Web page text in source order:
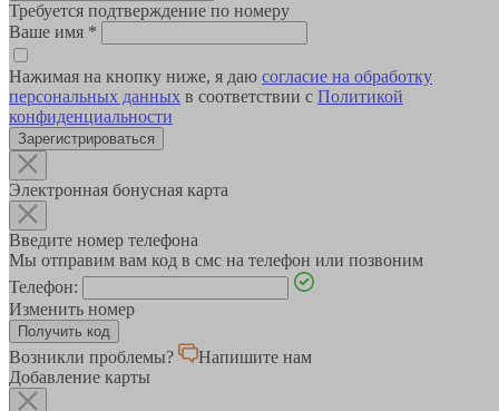
Требуется подтверждение по номеру
Ваше имя *
Нажимая на кнопку ниже, я даю согласие на обработку
персональных данных в соответствии с Политикой
конфиденциальности
Зарегистрироваться
Электронная бонусная карта
Введите номер телефона
Мы отправим вам код в смс на телефон или позвоним
Телефон:
Изменить номер
Возникли проблемы?
Напишите нам
Добавление карты